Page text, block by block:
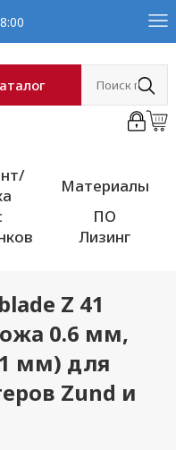
Материалы
ПО
Лизинг
Z 41
0.6 мм,
мм) для
Zund и